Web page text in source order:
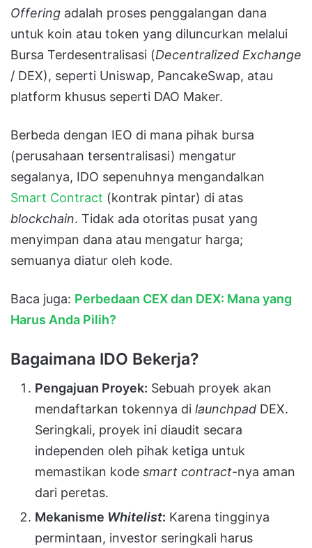
Offering adalah proses penggalangan dana
untuk koin atau token yang diluncurkan melalui
Bursa Terdesentralisasi (Decentralized Exchange
/ DEX), seperti Uniswap, PancakeSwap, atau
platform khusus seperti DAO Maker.
Berbeda dengan IEO di mana pihak bursa
(perusahaan tersentralisasi) mengatur
segalanya, IDO sepenuhnya mengandalkan
Smart Contract (kontrak pintar) di atas
blockchain. Tidak ada otoritas pusat yang
menyimpan dana atau mengatur harga;
semuanya diatur oleh kode.
Baca juga: Perbedaan CEX dan DEX: Mana yang
Harus Anda Pilih?
Bagaimana IDO Bekerja?
Pengajuan Proyek: Sebuah proyek akan
mendaftarkan tokennya di launchpad DEX.
Seringkali, proyek ini diaudit secara
independen oleh pihak ketiga untuk
memastikan kode smart contract-nya aman
dari peretas.
Mekanisme Whitelist: Karena tingginya
permintaan, investor seringkali harus